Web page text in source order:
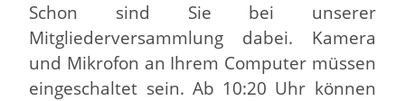
Schon sind Sie bei unserer
Mitgliederversammlung dabei. Kamera
und Mikrofon an Ihrem Computer müssen
eingeschaltet sein. Ab 10:20 Uhr können